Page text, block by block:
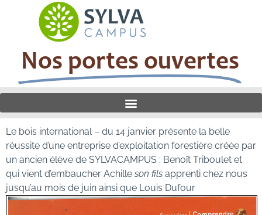
Nos portes ouvertes
Le bois international – du 14 janvier présente la belle
réussite d’une entreprise d’exploitation forestière créée par
un ancien élève de SYLVACAMPUS : Benoît Triboulet et
qui vient d’embaucher Achille son fils apprenti chez nous
jusqu’au mois de juin ainsi que Louis Dufour